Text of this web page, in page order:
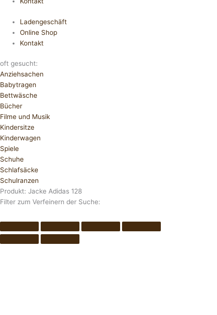
Ladengeschäft
Online Shop
Kontakt
oft gesucht:
Anziehsachen
Babytragen
Bettwäsche
Bücher
Filme und Musik
Kindersitze
Kinderwagen
Spiele
Schuhe
Schlafsäcke
Schulranzen
Produkt: Jacke Adidas 128
Filter zum Verfeinern der Suche: